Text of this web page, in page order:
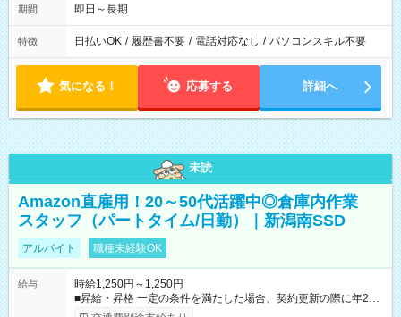
期間 即日～長期
特徴 日払いOK / 履歴書不要 / 電話対応なし / パソコンスキル不要
気になる！ 応募する 詳細へ
未読
Amazon直雇用！20～50代活躍中◎倉庫内作業
スタッフ（パートタイム/日勤）｜新潟南SSD
アルバイト 職種未経験OK
給与
時給1,250円～1,250円
■昇給・昇格 一定の条件を満たした場合、契約更新の際に年2回
まで昇給の機会があります。 ■正社員登用制度あり ※月末締/翌